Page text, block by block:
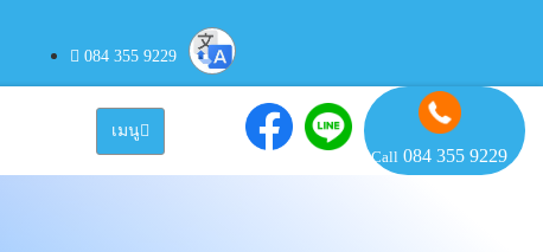
084 355 9229
เมนู
Call 084 355 9229